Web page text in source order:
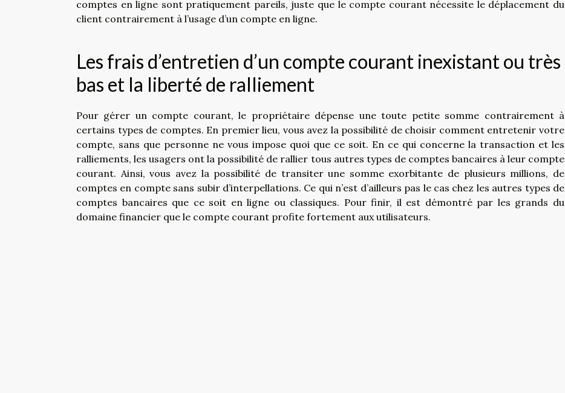
comptes en ligne sont pratiquement pareils, juste que le compte courant nécessite le déplacement du
client contrairement à l’usage d’un compte en ligne.
Les frais d’entretien d’un compte courant inexistant ou très
bas et la liberté de ralliement
Pour gérer un compte courant, le propriétaire dépense une toute petite somme contrairement à
certains types de comptes. En premier lieu, vous avez la possibilité de choisir comment entretenir votre
compte, sans que personne ne vous impose quoi que ce soit. En ce qui concerne la transaction et les
ralliements, les usagers ont la possibilité de rallier tous autres types de comptes bancaires à leur compte
courant. Ainsi, vous avez la possibilité de transiter une somme exorbitante de plusieurs millions, de
comptes en compte sans subir d’interpellations. Ce qui n’est d’ailleurs pas le cas chez les autres types de
comptes bancaires que ce soit en ligne ou classiques. Pour finir, il est démontré par les grands du
domaine financier que le compte courant profite fortement aux utilisateurs.